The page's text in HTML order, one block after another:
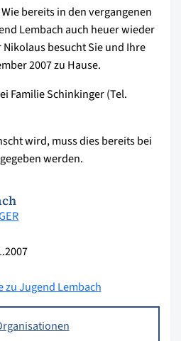
bereits in den vergangenen
Lembach auch heuer wieder
besucht Sie und Ihre
2007 zu Hause.
Familie Schinkinger (Tel.
wird, muss dies bereits bei
werden.
zu Jugend Lembach